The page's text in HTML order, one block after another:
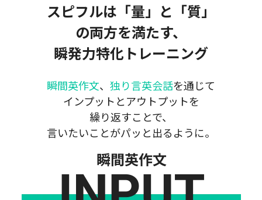
スピフルは「量」と「質」
の両方を満たす、
瞬発力特化トレーニング
瞬間英作文、 独り言英会話を通じて
インプットとアウトプットを
繰り返すことで、
言いたいことがパッと出るように。